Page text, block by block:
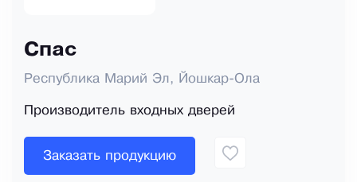
Спас
Республика Марий Эл, Йошкар-Ола
Производитель входных дверей
Заказать продукцию